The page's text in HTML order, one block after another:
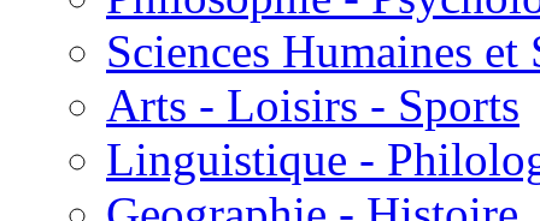
Sciences Humaines et
Arts - Loisirs - Sports
Linguistique -